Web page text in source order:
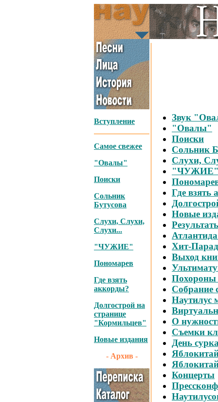
Вступление
Самое свежее
"Овалы"
Поиски
Сольник
Бутусова
Слухи, Слухи,
Слухи...
"ЧУЖИЕ"
Пономарев
Где взять
аккорды?
Долгострой на
странице
"Кормильцев"
Новые издания
- Архив -
Звук
"Овалы"
Поиски
Сольник
Слухи,
Где взять
Новые
Хит-Парад
Выход
Собрание
Наутилус
О
Съемки
День
Концерты